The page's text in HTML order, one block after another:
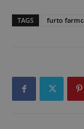
TAGS furto